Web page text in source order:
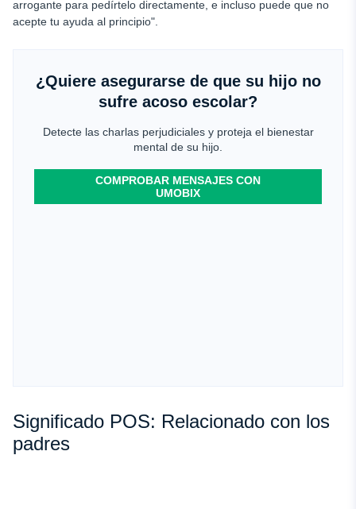
arrogante para pedírtelo directamente, e incluso puede que no
acepte tu ayuda al principio".
¿Quiere asegurarse de que su hijo no
sufre acoso escolar?
Detecte las charlas perjudiciales y proteja el bienestar
mental de su hijo.
COMPROBAR MENSAJES CON
UMOBIX
Significado POS: Relacionado con los
padres